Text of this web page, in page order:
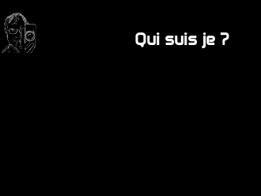
Qui suis je ?